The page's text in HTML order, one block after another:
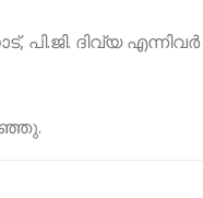
ദിവ്യ എന്നിവർ